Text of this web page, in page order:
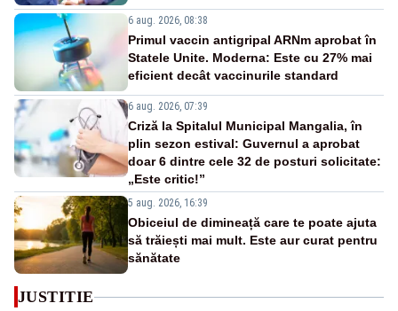
6 aug. 2026, 08:38
Primul vaccin antigripal ARNm aprobat în
Statele Unite. Moderna: Este cu 27% mai
eficient decât vaccinurile standard
6 aug. 2026, 07:39
Criză la Spitalul Municipal Mangalia, în
plin sezon estival: Guvernul a aprobat
doar 6 dintre cele 32 de posturi solicitate:
„Este critic!”
5 aug. 2026, 16:39
Obiceiul de dimineață care te poate ajuta
să trăiești mai mult. Este aur curat pentru
sănătate
JUSTITIE